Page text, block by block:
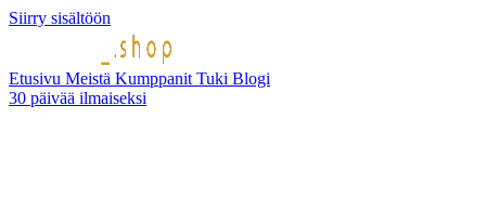
Siirry sisältöön
Etusivu Meistä Kumppanit Tuki Blogi
30 päivää ilmaiseksi